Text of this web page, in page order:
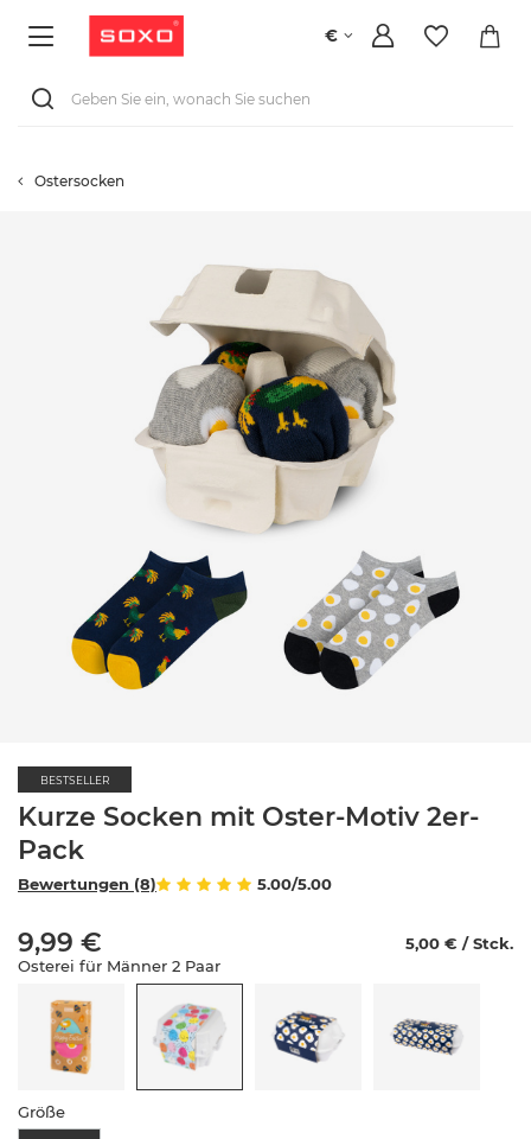
€
Ostersocken
BESTSELLER
Kurze Socken mit Oster-Motiv 2er-
Pack
5.00/5.00
Bewertungen (8)
9,99 €
5,00 € / Stck.
Osterei für Männer 2 Paar
Größe